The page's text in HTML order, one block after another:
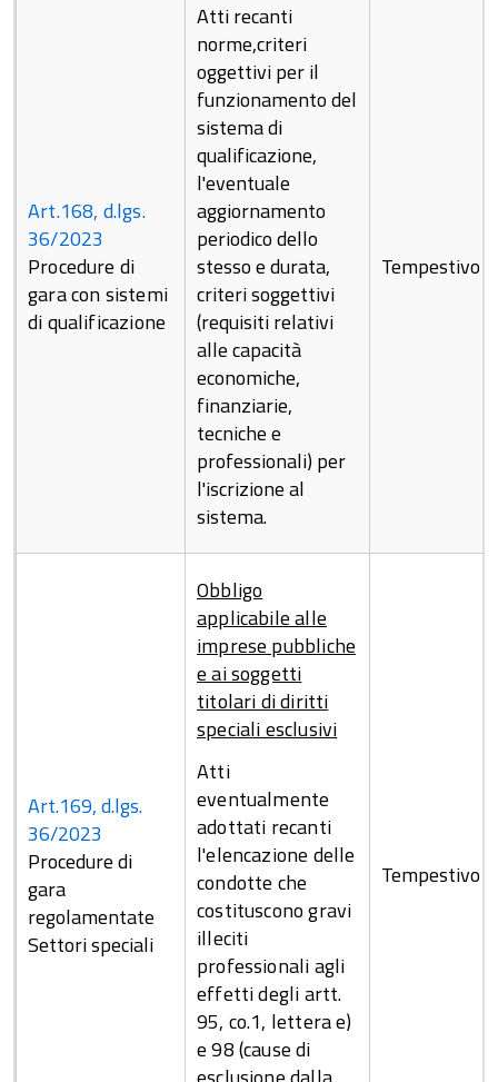
Art.168, d.lgs.
36/2023
Procedure di
gara con sistemi
di qualificazione
Atti recanti
norme,criteri
oggettivi per il
funzionamento del
sistema di
qualificazione,
l'eventuale
aggiornamento
periodico dello
stesso e durata,
criteri soggettivi
(requisiti relativi
alle capacità
economiche,
finanziarie,
tecniche e
professionali) per
l'iscrizione al
sistema.
Tempestivo
Art.169, d.lgs.
36/2023
Procedure di
gara
regolamentate
Settori speciali
Obbligo
applicabile alle
imprese pubbliche
e ai soggetti
titolari di diritti
speciali esclusivi
Atti
eventualmente
adottati recanti
l'elencazione delle
condotte che
costituscono gravi
illeciti
professionali agli
effetti degli artt.
95, co.1, lettera e)
e 98 (cause di
Tempestivo